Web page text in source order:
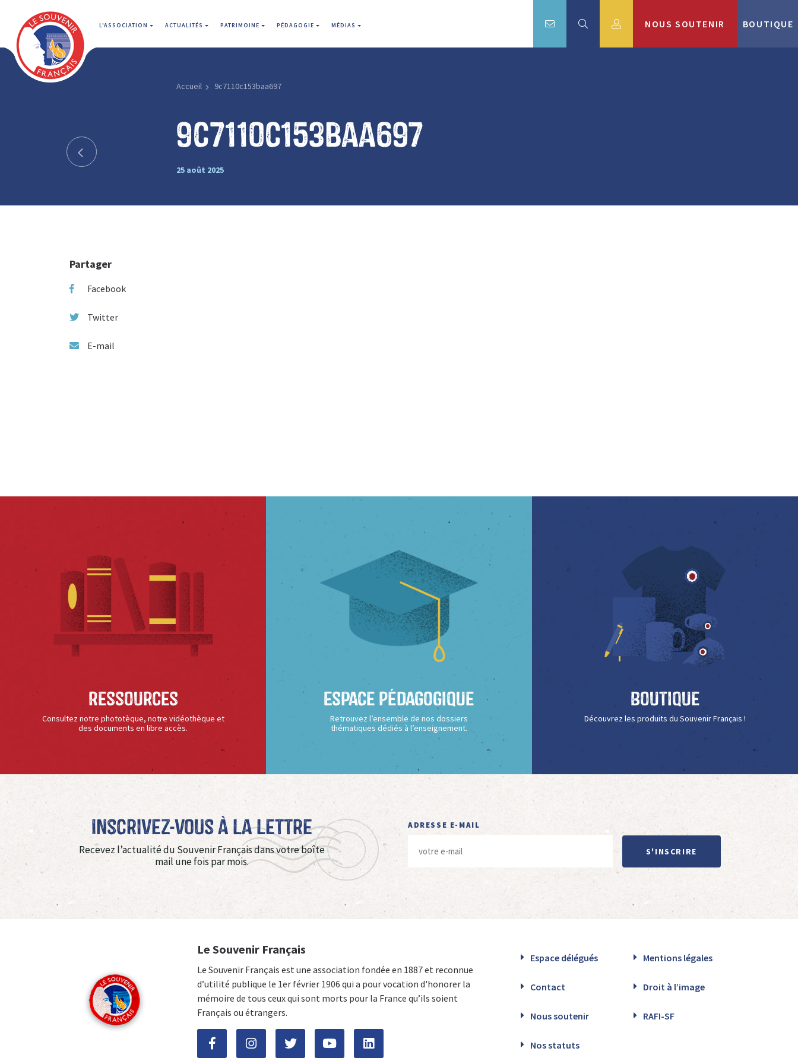
L'ASSOCIATION ACTUALITÉS PATRIMOINE PÉDAGOGIE MÉDIAS NOUS SOUTENIR BOUTIQUE
Accueil 9c7110c153baa697
9c7110c153baa697
25 août 2025
Partager
Facebook
Twitter
E-mail
Ressources
Consultez notre phototèque, notre vidéothèque et
des documents en libre accès.
Espace Pédagogique
Retrouvez l’ensemble de nos dossiers
thématiques dédiés à l’enseignement.
Boutique
Découvrez les produits du Souvenir Français !
Inscrivez-vous à La Lettre
Recevez l’actualité du Souvenir Français dans votre boîte
mail une fois par mois.
ADRESSE E-MAIL
S'INSCRIRE
Le Souvenir Français
Le Souvenir Français est une association fondée en 1887 et reconnue
d’utilité publique le 1er février 1906 qui a pour vocation d'honorer la
mémoire de tous ceux qui sont morts pour la France qu’ils soient
Français ou étrangers.
Espace délégués Mentions légales
Contact Droit à l’image
Nous soutenir RAFI-SF
Nos statuts